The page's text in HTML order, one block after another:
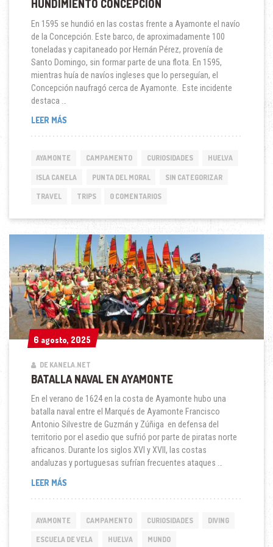
HUNDIMIENTO CONCEPCIÓN
En 1595 se hundió en las costas frente a Ayamonte el navío
de la Concepción. Este barco, de aproximadamente 100
toneladas y capitaneado por Hernán Pérez, provenía de
Santo Domingo, sin formar parte de una flota. En 1595,
mientras huía de navíos ingleses que lo perseguían, el
Concepción naufragó cerca de Ayamonte. Este incidente
destaca …
LEER MÁSHUNDIMIENTO
AYAMONTE CAMPAMENTO CURIOSIDADES HUELVA
ISLA CANELA PUNTA DEL MORAL SIN CATEGORIZAR
TRAVEL TRIPS 0 COMENTARIOS
6 agosto, 2025
6 agosto, 2025
DE KANELA.NET
BATALLA NAVAL EN AYAMONTE
En el verano de 1624 en la costa de Ayamonte hubo una
batalla naval entre el Marqués de Ayamonte Francisco
Antonio Silvestre de Guzmán y Zúñiga en defensa del
territorio por el asedio que sufrió por parte de piratas norte
africanos. Durante los siglos XVI y XVII, las costas
andaluzas y portuguesas sufrían frecuentes ataques …
LEER MÁSBATALLA
AYAMONTE
AYAMONTE CAMPAMENTO CURIOSIDADES DIVING
ESCUELA DE VELA HUELVA MUNDO